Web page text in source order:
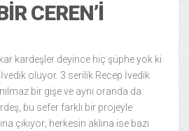
CEREN’I
kardeşler deyince hiç şüphe yok ki
İvedik oluyor. 3 serilik Recep İvedik
bir gişe ve aynı oranda da
bu sefer farklı bir projeyle
çıkıyor; herkesin aklına ise bazı